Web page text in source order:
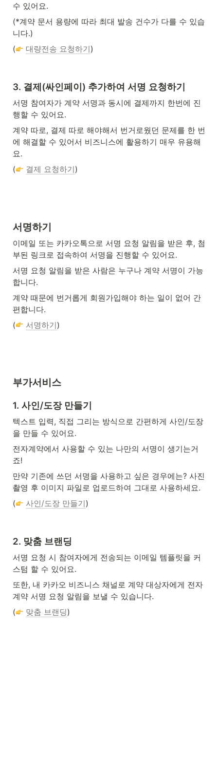
수 있어요.
(*계약 문서 용량에 따라 최대 발송 건수가 다를 수 있습
니다.)
(
대량전송 요청하기)
3. 결제(싸인페이) 추가하여 서명 요청하기
서명 참여자가 계약 서명과 동시에 결제까지 한번에 진
행할 수 있어요.
계약 따로, 결제 따로 해야해서 번거로웠던 문제를 한 번
에 해결할 수 있어서 비즈니스에 활용하기 매우 유용해
요.
(
결제 요청하기)
서명하기
이메일 또는 카카오톡으로 서명 요청 알림을 받은 후, 첨
부된 링크로 접속하여 서명을 진행할 수 있어요.
서명 요청 알림을 받은 사람은 누구나 계약 서명이 가능
합니다.
계약 때문에 번거롭게 회원가입해야 하는 일이 없어 간
편합니다.
(
서명하기)
부가서비스
1. 사인/도장 만들기
텍스트 입력, 직접 그리는 방식으로 간편하게 사인/도장
을 만들 수 있어요.
전자계약에서 사용할 수 있는 나만의 서명이 생기는거
죠!
만약 기존에 쓰던 서명을 사용하고 싶은 경우에는? 사진
촬영 후 이미지 파일로 업로드하여 그대로 사용하세요.
(
사인/도장 만들기)
2. 맞춤 브랜딩
서명 요청 시 참여자에게 전송되는 이메일 템플릿을 커
스텀 할 수 있어요.
또한, 내 카카오 비즈니스 채널로 계약 대상자에게 전자
계약 서명 요청 알림을 보낼 수 있습니다.
(
맞춤 브랜딩)